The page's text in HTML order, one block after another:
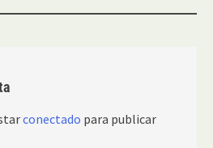
conectado para publicar